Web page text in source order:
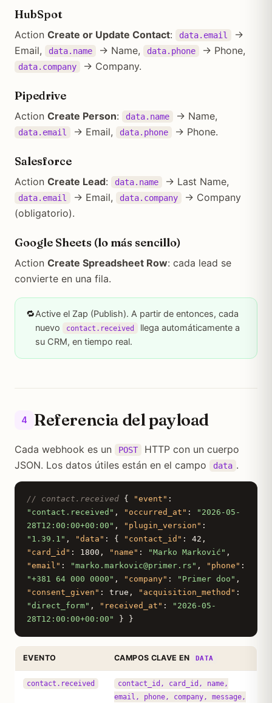
HubSpot
Action Create or Update Contact: data.email
→
Email,
data.name → Name, data.phone → Phone,
data.company → Company.
Pipedrive
Action Create Person: data.name → Name,
data.email → Email, data.phone → Phone.
Salesforce
Action Create Lead: data.name → Last Name,
data.email → Email, data.company
→ Company
(obligatorio).
Google Sheets (lo más sencillo)
Action Create Spreadsheet Row: cada lead se
convierte en una fila.
🔁Active el Zap (Publish). A partir de entonces, cada
nuevo
contact.received
llega automáticamente a
su CRM, en tiempo real.
4 Referencia del payload
Cada webhook es un POST
HTTP con un cuerpo
JSON. Los datos útiles están en el campo
data .
// contact.received { "event" :
"contact.received" , "occurred_at" :
"2026-05-
28T12:00:00+00:00" , "plugin_version" :
"1.39.1" , "data" : { "contact_id" : 42,
"card_id" : 1800, "name" : "Marko Marković" ,
"email" : "marko.markovic@primer.rs" , "phone" :
"+381 64 000 0000" , "company" : "Primer doo" ,
"consent_given" : true, "acquisition_method" :
"direct_form" , "received_at" :
"2026-05-
28T12:00:00+00:00"
} }
EVENTO CAMPOS CLAVE EN DATA
contact.received
contact_id, card_id, name,
email, phone, company, message,